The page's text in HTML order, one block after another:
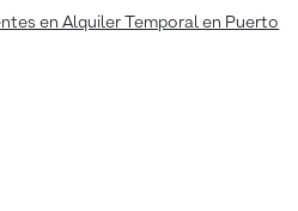
en Alquiler Temporal en Puerto